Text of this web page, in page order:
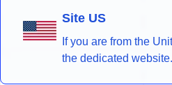
Site US
If you are from the
the dedicated website.